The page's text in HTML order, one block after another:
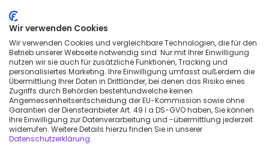
Social Media
Allgemeine Geschäftsbedingungen
Datenschutzerklärung
Impressum
Patenthinweis
Wir verwenden Cookies
Wir verwenden Cookies und vergleichbare Technologien, die für den
Betrieb unserer Webseite notwendig sind. Nur mit Ihrer Einwilligung
nutzen wir sie auch für zusätzliche Funktionen, Tracking und
personalisiertes Marketing. Ihre Einwilligung umfasst außerdem die
Übermittlung Ihrer Daten in Drittländer, bei denen das Risiko eines
Zugriffs durch Behörden bestehtundwelche keinen
Angemessenheitsentscheidung der EU-Kommission sowie ohne
Garantien der Diensteanbieter Art. 49 I a DS-GVO haben, Sie können
Ihre Einwilligung zur Datenverarbeitung und -übermittlung jederzeit
widerrufen. Weitere Details hierzu finden Sie in unserer
Datenschutzerklärung.